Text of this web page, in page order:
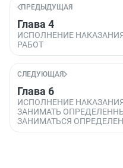
ПРЕДЫДУЩАЯ
Глава 4
ИСПОЛНЕНИЕ
РАБОТ
СЛЕДУЮЩАЯ
Глава 6
ИСПОЛНЕНИЕ
ЗАНИМАТЬ
ЗАНИМАТЬСЯ